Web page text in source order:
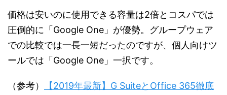
価格は安いのに使用できる容量は2倍とコスパでは
圧倒的に「Google One」が優勢。グループウェア
での比較では一長一短だったのですが、個人向けツ
ールでは「Google One」一択です。
（参考）
【2019年最新】G SuiteとOffice 365徹底